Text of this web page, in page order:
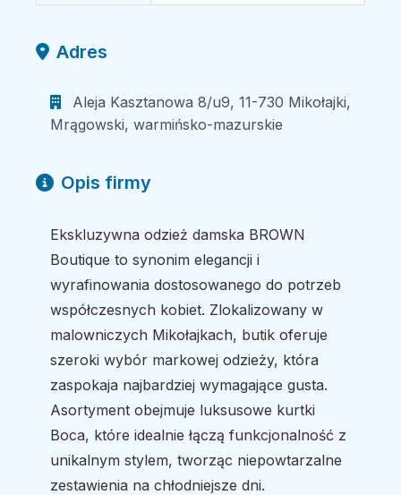
Adres
Aleja Kasztanowa 8/u9, 11-730 Mikołajki,
Mrągowski, warmińsko-mazurskie
Opis firmy
Ekskluzywna odzież damska BROWN
Boutique to synonim elegancji i
wyrafinowania dostosowanego do potrzeb
współczesnych kobiet. Zlokalizowany w
malowniczych Mikołajkach, butik oferuje
szeroki wybór markowej odzieży, która
zaspokaja najbardziej wymagające gusta.
Asortyment obejmuje luksusowe kurtki
Boca, które idealnie łączą funkcjonalność z
unikalnym stylem, tworząc niepowtarzalne
zestawienia na chłodniejsze dni.